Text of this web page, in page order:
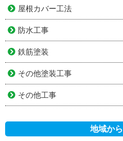
屋根カバー工法
防水工事
鉄筋塗装
その他塗装工事
その他工事
地域か